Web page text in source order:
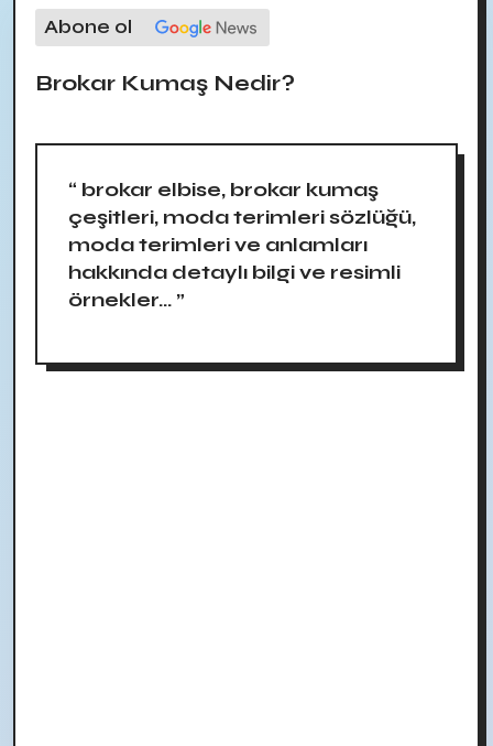
Abone ol
Brokar Kumaş Nedir?
“ brokar elbise, brokar kumaş
çeşitleri, moda terimleri sözlüğü,
moda terimleri ve anlamları
hakkında detaylı bilgi ve resimli
örnekler... ”